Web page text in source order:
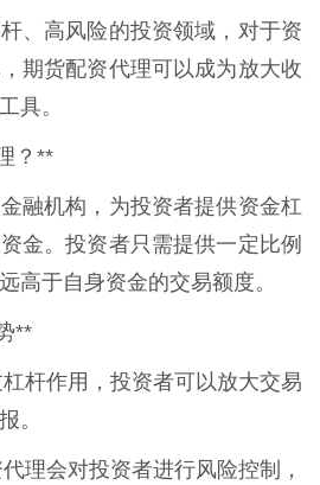
、高风险的投资领域，对于资
期货配资代理可以成为放大收
具。
？**
融机构，为投资者提供资金杠
金。投资者只需提供一定比例
高于自身资金的交易额度。
**
杆作用，投资者可以放大交易
。
理会对投资者进行风险控制，